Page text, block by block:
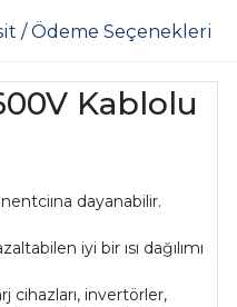
/ Ödeme Seçenekleri
Kablolu
dayanabilir.
iyi bir ısı dağılımı
cihazları, invertörler,